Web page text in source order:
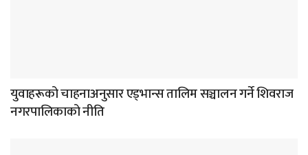
युवाहरूको चाहनाअनुसार एड्भान्स तालिम सञ्चालन गर्ने शिवराज
नगरपालिकाको नीति